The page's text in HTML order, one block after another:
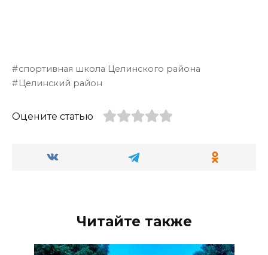
спортивная школа Целинского района
Целинский район
Оцените статью
Читайте также